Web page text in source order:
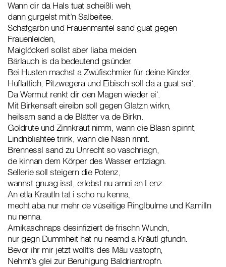
Wann dir da Hals tuat scheißli weh,
dann gurgelst mit’n Salbeitee.
Schafgarbn und Frauenmantel sand guat gegen
Frauenleiden,
Maiglöckerl sollst aber liaba meiden.
Bärlauch is da bedeutend gsünder.
Bei Husten machst a Zwüfischmier für deine Kinder.
Huflattich, Pitzwegera und Eibisch soll da a guat sei‘.
Da Wermut renkt dir den Magen wieder ei‘.
Mit Birkensaft eireibn soll gegen Glatzn wirkn,
heilsam sand a de Blätter va de Birkn.
Goldrute und Zinnkraut nimm, wann die Blasn spinnt,
Lindnbliahtee trink, wann die Nasn rinnt.
Brennessl sand zu Unrecht so vaschriagn,
de kinnan dem Körper des Wasser entziagn.
Sellerie soll steigern die Potenz,
wannst gnuag isst, erlebst nu amoi an Lenz.
An etla Kräutln tat i scho nu kenna,
mecht aba nur mehr de vüseitige Ringlbulme und Kamilln
nu nenna.
Arnikaschnaps desinfiziert de frischn Wundn,
nur gegn Dummheit hat nu neamd a Kräutl gfundn.
Bevor ihr mir jetzt wollt’s des Mäu vastopfn,
Nehmt’s glei zur Beruhigung Baldriantropfn.